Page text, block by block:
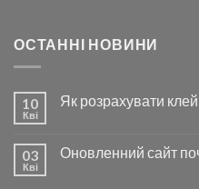
ОСТАННІ НОВИНИ
10
Кві
Як розрахувати
03
Кві
Оновленний сайт